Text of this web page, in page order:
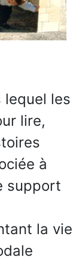
les
lire,
à
support
la vie